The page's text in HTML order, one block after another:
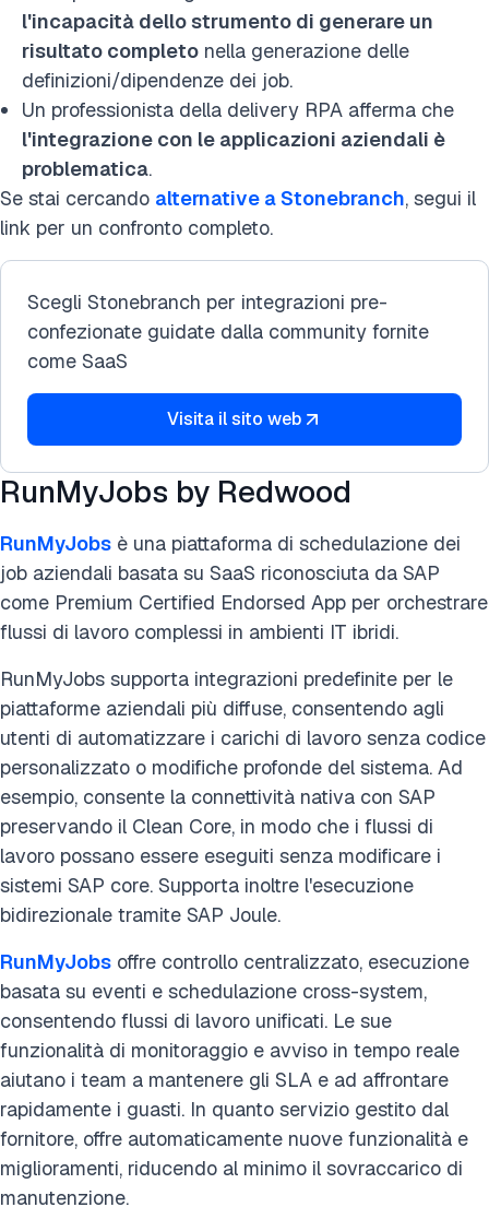
l'incapacità dello strumento di generare un
risultato completo nella generazione delle
definizioni/dipendenze dei job.
Un professionista della delivery RPA afferma che
l'integrazione con le applicazioni aziendali è
problematica.
Se stai cercando alternative a Stonebranch, segui il
link per un confronto completo.
Scegli Stonebranch per integrazioni pre-
confezionate guidate dalla community fornite
come SaaS
Visita il sito web
RunMyJobs by Redwood
RunMyJobs è una piattaforma di schedulazione dei
job aziendali basata su SaaS riconosciuta da SAP
come Premium Certified Endorsed App per orchestrare
flussi di lavoro complessi in ambienti IT ibridi.
RunMyJobs supporta integrazioni predefinite per le
piattaforme aziendali più diffuse, consentendo agli
utenti di automatizzare i carichi di lavoro senza codice
personalizzato o modifiche profonde del sistema. Ad
esempio, consente la connettività nativa con SAP
preservando il Clean Core, in modo che i flussi di
lavoro possano essere eseguiti senza modificare i
sistemi SAP core. Supporta inoltre l'esecuzione
bidirezionale tramite SAP Joule.
RunMyJobs offre controllo centralizzato, esecuzione
basata su eventi e schedulazione cross-system,
consentendo flussi di lavoro unificati. Le sue
funzionalità di monitoraggio e avviso in tempo reale
aiutano i team a mantenere gli SLA e ad affrontare
rapidamente i guasti. In quanto servizio gestito dal
fornitore, offre automaticamente nuove funzionalità e
miglioramenti, riducendo al minimo il sovraccarico di
manutenzione.